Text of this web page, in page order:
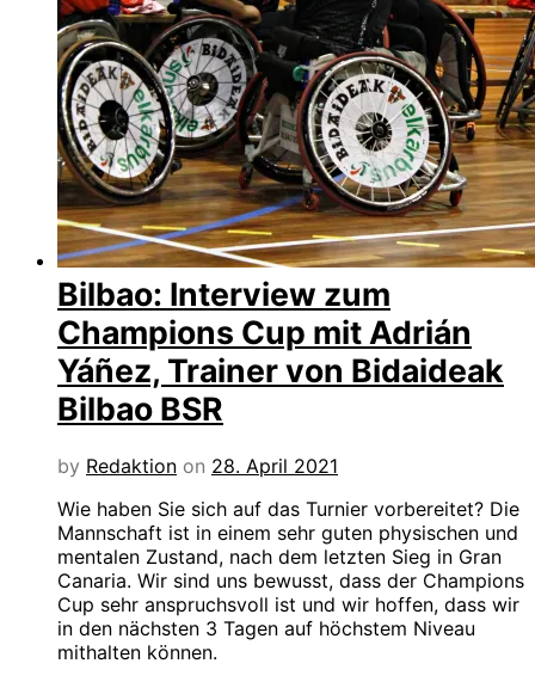
Bilbao: Interview zum
Champions Cup mit Adrián
Yáñez, Trainer von Bidaideak
Bilbao BSR
by Redaktion on 28. April 2021
Wie haben Sie sich auf das Turnier vorbereitet? Die
Mannschaft ist in einem sehr guten physischen und
mentalen Zustand, nach dem letzten Sieg in Gran
Canaria. Wir sind uns bewusst, dass der Champions
Cup sehr anspruchsvoll ist und wir hoffen, dass wir
in den nächsten 3 Tagen auf höchstem Niveau
mithalten können.